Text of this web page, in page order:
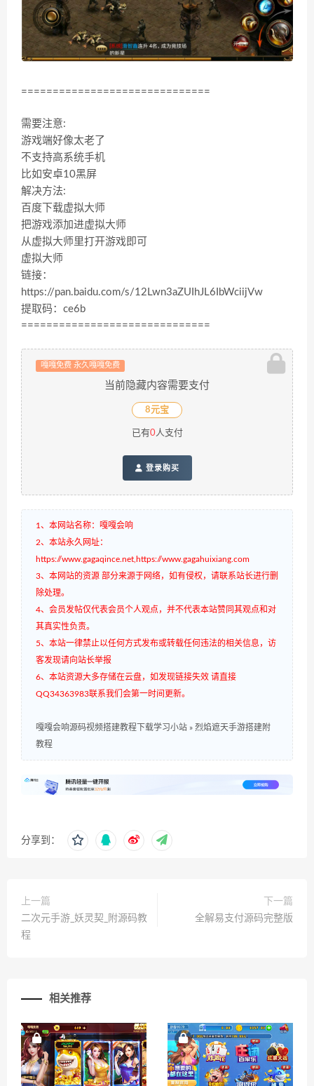
==============================
需要注意:
游戏端好像太老了
不支持高系统手机
比如安卓10黑屏
解决方法:
百度下载虚拟大师
把游戏添加进虚拟大师
从虚拟大师里打开游戏即可
虚拟大师
链接：
https://pan.baidu.com/s/12Lwn3aZUIhJL6IbWciijVw
提取码：ce6b
==============================
嘎嘎免费 永久嘎嘎免费
当前隐藏内容需要支付
8元宝
已有0人支付
登录购买
1、本网站名称：嘎嘎会响
2、本站永久网址：
https://www.gagaqince.net,https://www.gagahuixiang.com
3、本网站的资源 部分来源于网络，如有侵权，请联系站长进行删
除处理。
4、会员发帖仅代表会员个人观点，并不代表本站赞同其观点和对
其真实性负责。
5、本站一律禁止以任何方式发布或转载任何违法的相关信息，访
客发现请向站长举报
6、本站资源大多存储在云盘，如发现链接失效 请直接
QQ34363983联系我们会第一时间更新。
嘎嘎会响源码视频搭建教程下载学习小站 » 烈焰遮天手游搭建附
教程
分享到：
上一篇
二次元手游_妖灵契_附源码教
程
下一篇
全解易支付源码完整版
相关推荐